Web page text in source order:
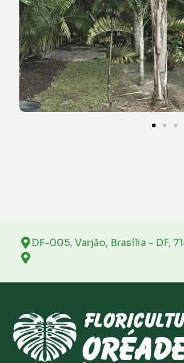
DF-005, Varjão, Brasília - DF,